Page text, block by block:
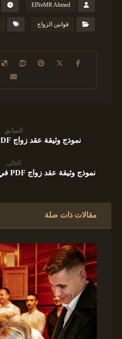
ElNeMR Ahmed
قوانين الزواج
السابق
نموذج وثيقة عقد زواج PDF في سان مارينو
التالى
نموذج وثيقة عقد زواج PDF في ساو تومي وبرينسيب
مقالات ذات صلة